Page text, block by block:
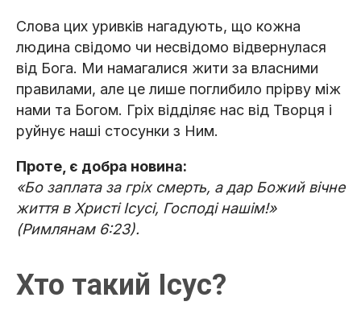
Слова цих уривків нагадують, що кожна
людина свідомо чи несвідомо відвернулася
від Бога. Ми намагалися жити за власними
правилами, але це лише поглибило прірву між
нами та Богом. Гріх відділяє нас від Творця і
руйнує наші стосунки з Ним.
Проте, є добра новина:
«Бо заплата за гріх смерть, а дар Божий вічне
життя в Христі Ісусі, Господі нашім!»
(Римлянам 6:23).
Хто такий Ісус?